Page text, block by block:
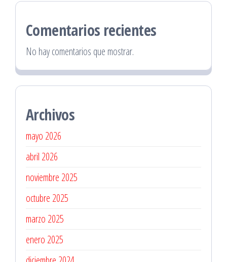
Comentarios recientes
No hay comentarios que mostrar.
Archivos
mayo 2026
abril 2026
noviembre 2025
octubre 2025
marzo 2025
enero 2025